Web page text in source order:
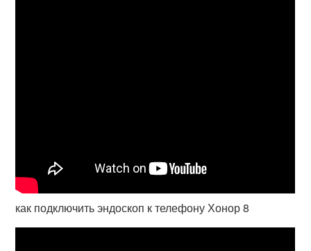
как подключить эндоскоп к телефону Хонор 8